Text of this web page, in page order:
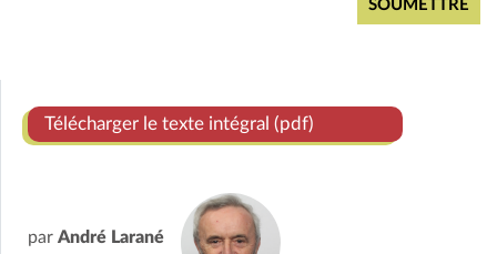
Télécharger le texte intégral (pdf)
par André Larané